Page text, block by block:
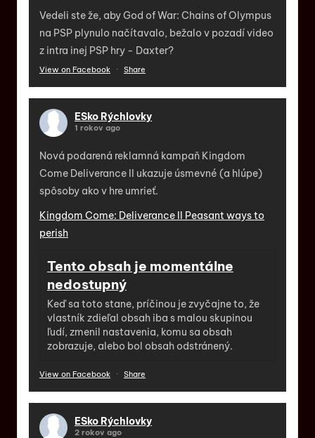
Vedeli ste že, aby God of War: Chains of Olympus
na PSP plynulo načítavalo, bežalo v pozadí video
z intra inej PSP hry - Daxter?
View on Facebook · Share
ESko Rýchlovky
1 rokov ago
Nová podarená reklamná kampaň Kingdom
Come Deliverance II ukazuje úsmevné (a hlúpe)
spôsoby ako v hre umrieť.
Kingdom Come: Deliverance II Peasant ways to
perish
Tento obsah je momentálne
nedostupný
Keď sa toto stane, príčinou je zvyčajne to, že
vlastník zdieľal obsah iba s malou skupinou
ľudí, zmenil nastavenia, komu sa obsah
zobrazuje, alebo bol obsah odstránený.
View on Facebook · Share
ESko Rýchlovky
2 rokov ago